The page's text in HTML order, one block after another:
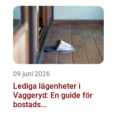
09 juni 2026
Lediga lägenheter i
Vaggeryd: En guide för
bostads...